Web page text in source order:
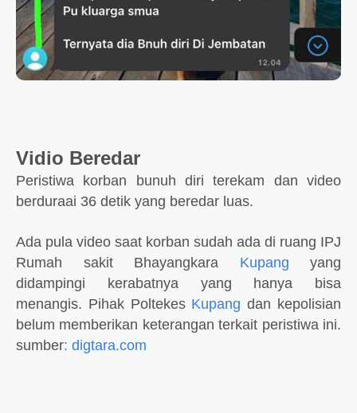
Vidio Beredar
Peristiwa korban bunuh diri terekam dan video
berduraai 36 detik yang beredar luas.
Ada pula video saat korban sudah ada di ruang IPJ
Rumah sakit Bhayangkara Kupang yang
didampingi kerabatnya yang hanya bisa
menangis. Pihak Poltekes Kupang dan kepolisian
belum memberikan keterangan terkait peristiwa ini.
sumber: digtara.com